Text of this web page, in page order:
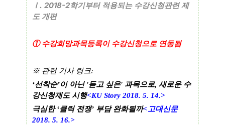
Ⅰ . 2018-2학기부터 적용되는 수강신청관련 제
도 개편
① 수강희망과목등록이 수강신청으로 연동됨
※ 관련 기사 링크:
‘선착순’이 아닌 '듣고 싶은' 과목으로, 새로운 수
강신청제도 시행<KU Story 2018. 5. 14.>
극심한 ‘클릭 전쟁’ 부담 완화될까<고대신문
2018. 5. 16.>